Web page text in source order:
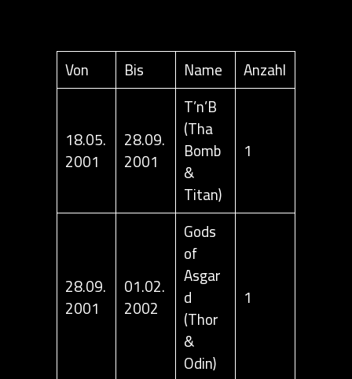
Von Bis Name Anzahl
18.05.
2001
28.09.
2001
T’n’B
(Tha
Bomb
&
Titan)
1
28.09.
2001
01.02.
2002
Gods
of
Asgar
d
(Thor
&
Odin)
1